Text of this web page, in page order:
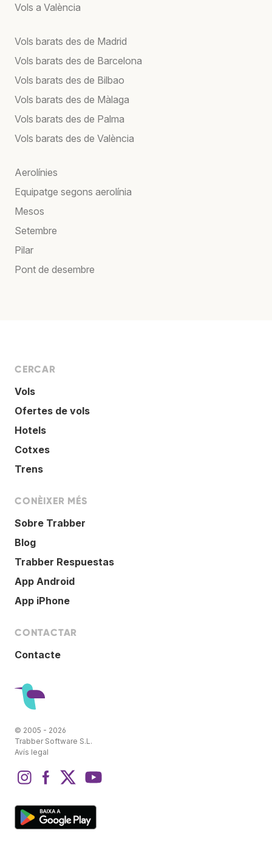
Vols a València
Vols barats des de Madrid
Vols barats des de Barcelona
Vols barats des de Bilbao
Vols barats des de Màlaga
Vols barats des de Palma
Vols barats des de València
Aerolínies
Equipatge segons aerolínia
Mesos
Setembre
Pilar
Pont de desembre
CERCAR
Vols
Ofertes de vols
Hotels
Cotxes
Trens
CONÈIXER MÉS
Sobre Trabber
Blog
Trabber Respuestas
App Android
App iPhone
CONTACTAR
Contacte
© 2005 - 2026
Trabber Software S.L.
Avís legal